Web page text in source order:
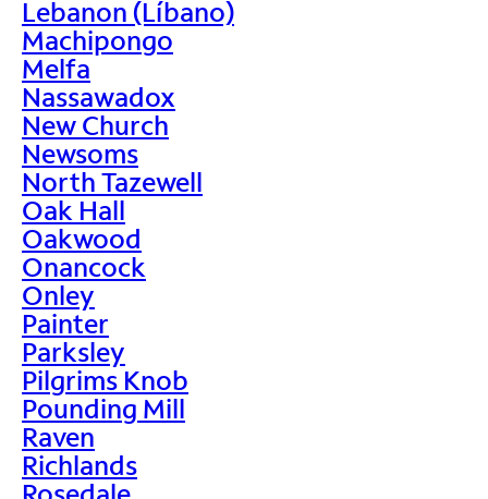
Lebanon (Líbano)
Machipongo
Melfa
Nassawadox
New Church
Newsoms
North Tazewell
Oak Hall
Oakwood
Onancock
Onley
Painter
Parksley
Pilgrims Knob
Pounding Mill
Raven
Richlands